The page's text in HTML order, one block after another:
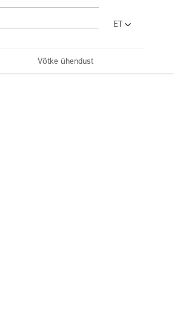
ET
UA
Võtke ühendust